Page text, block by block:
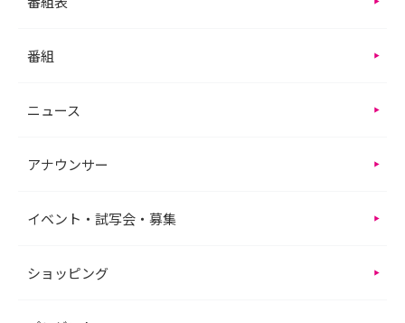
番組
ニュース
アナウンサー
イベント・試写会・募集
ショッピング